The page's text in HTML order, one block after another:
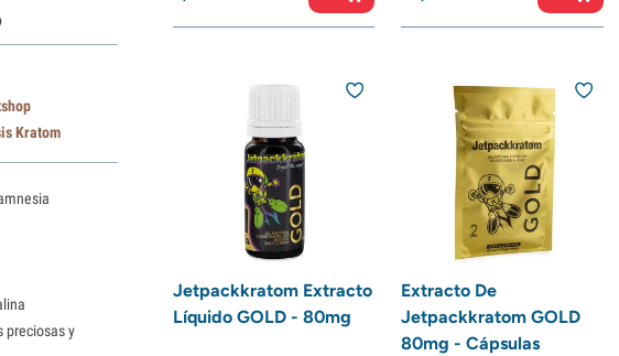
Jetpackkratom Extracto
Líquido GOLD - 80mg
Extracto De
Jetpackkratom GOLD
80mg - Cápsulas
Kratom
preciosas y